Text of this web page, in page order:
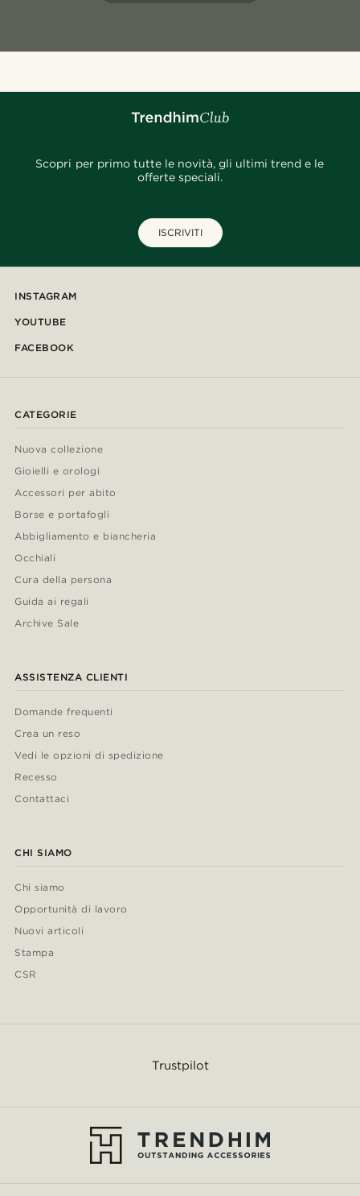
Scopri per primo tutte le novità, gli ultimi trend e le
offerte speciali.
ISCRIVITI
INSTAGRAM
YOUTUBE
FACEBOOK
CATEGORIE
Nuova collezione
Gioielli e orologi
Accessori per abito
Borse e portafogli
Abbigliamento e biancheria
Occhiali
Cura della persona
Guida ai regali
Archive Sale
ASSISTENZA CLIENTI
Domande frequenti
Crea un reso
Vedi le opzioni di spedizione
Recesso
Contattaci
CHI SIAMO
Chi siamo
Opportunità di lavoro
Nuovi articoli
Stampa
CSR
Trustpilot